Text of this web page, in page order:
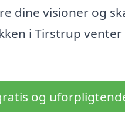
dine visioner og
i Tirstrup
og